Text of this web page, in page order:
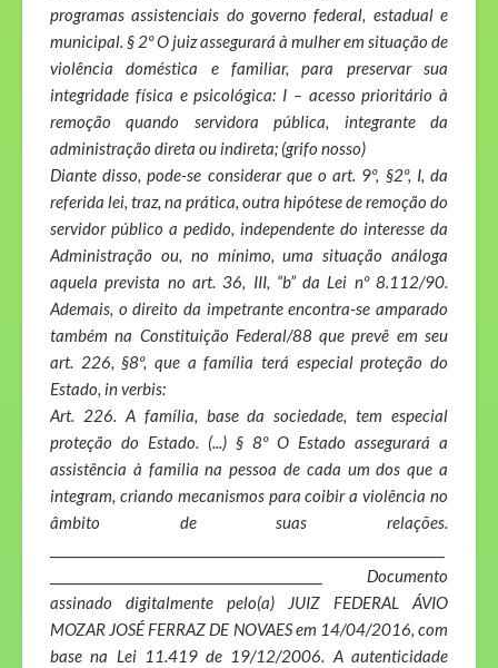
programas assistenciais do governo federal, estadual e
municipal. § 2º O juiz assegurará à mulher em situação de
violência doméstica e familiar, para preservar sua
integridade física e psicológica: I – acesso prioritário à
remoção quando servidora pública, integrante da
administração direta ou indireta; (grifo nosso)
Diante disso, pode-se considerar que o art. 9º, §2º, I, da
referida lei, traz, na prática, outra hipótese de remoção do
servidor público a pedido, independente do interesse da
Administração ou, no mínimo, uma situação análoga
aquela prevista no art. 36, III, “b” da Lei nº 8.112/90.
Ademais, o direito da impetrante encontra-se amparado
também na Constituição Federal/88 que prevê em seu
art. 226, §8º, que a família terá especial proteção do
Estado, in verbis:
Art. 226. A família, base da sociedade, tem especial
proteção do Estado. (...) § 8º O Estado assegurará a
assistência à família na pessoa de cada um dos que a
integram, criando mecanismos para coibir a violência no
âmbito de suas relações.
_________________________________________________ Documento
assinado digitalmente pelo(a) JUIZ FEDERAL ÁVIO
MOZAR JOSÉ FERRAZ DE NOVAES em 14/04/2016, com
base na Lei 11.419 de 19/12/2006. A autenticidade